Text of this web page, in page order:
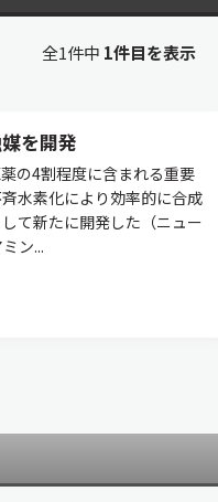
全1件中 1件目を表示
を開発
の4割程度に含まれる重要
水素化により効率的に合成
て新たに開発した（ニュー
ン...